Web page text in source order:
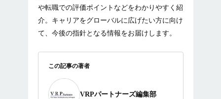
や転職での評価ポイントなどをわかりやすく紹
介。キャリアをグローバルに広げたい方に向け
て、今後の指針となる情報をお届けします。
この記事の著者
VRPパートナーズ編集部